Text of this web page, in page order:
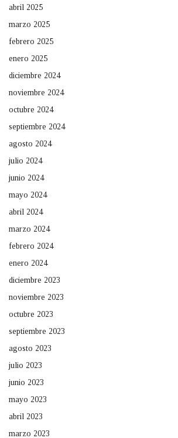
abril 2025
marzo 2025
febrero 2025
enero 2025
diciembre 2024
noviembre 2024
octubre 2024
septiembre 2024
agosto 2024
julio 2024
junio 2024
mayo 2024
abril 2024
marzo 2024
febrero 2024
enero 2024
diciembre 2023
noviembre 2023
octubre 2023
septiembre 2023
agosto 2023
julio 2023
junio 2023
mayo 2023
abril 2023
marzo 2023